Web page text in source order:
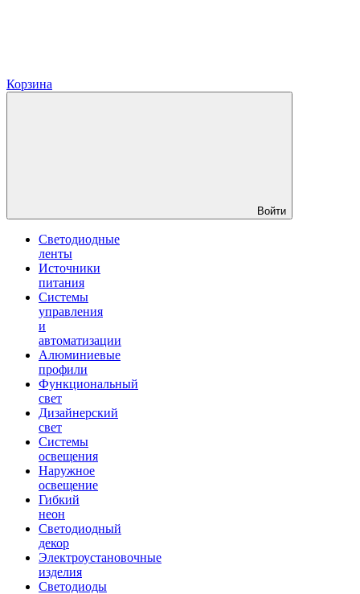
Корзина
Войти
Светодиодные
ленты
Источники
питания
Системы
управления
и
автоматизации
Алюминиевые
профили
Функциональный
свет
Дизайнерский
свет
Системы
освещения
Наружное
освещение
Гибкий
неон
Светодиодный
декор
Электроустановочные
изделия
Светодиоды